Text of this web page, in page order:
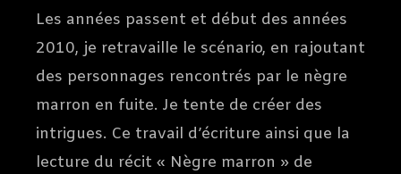
Les années passent et début des années
2010, je retravaille le scénario, en rajoutant
des personnages rencontrés par le nègre
marron en fuite. Je tente de créer des
intrigues. Ce travail d’écriture ainsi que la
lecture du récit « Nègre marron » de